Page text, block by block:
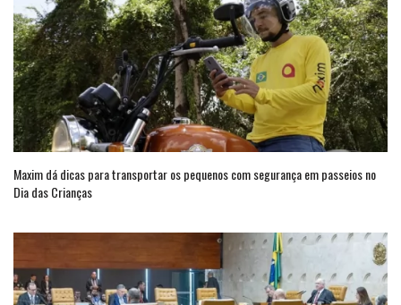
Maxim dá dicas para transportar os pequenos com segurança em passeios no
Dia das Crianças